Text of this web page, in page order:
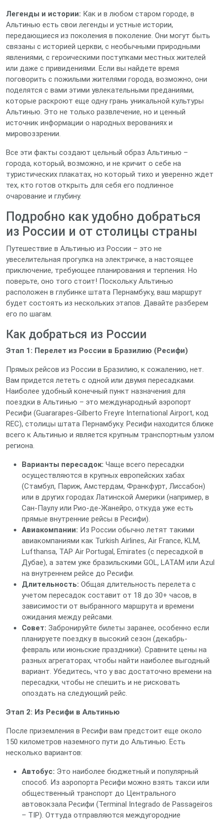
Легенды и истории: Как и в любом старом городе, в
Альтинью есть свои легенды и устные истории,
передающиеся из поколения в поколение. Они могут быть
связаны с историей церкви, с необычными природными
явлениями, с героическими поступками местных жителей
или даже с привидениями. Если вы найдете время
поговорить с пожилыми жителями города, возможно, они
поделятся с вами этими увлекательными преданиями,
которые раскроют еще одну грань уникальной культуры
Альтинью. Это не только развлечение, но и ценный
источник информации о народных верованиях и
мировоззрении.
Все эти факты создают цельный образ Альтинью –
города, который, возможно, и не кричит о себе на
туристических плакатах, но который тихо и уверенно ждет
тех, кто готов открыть для себя его подлинное
очарование и глубину.
Подробно как удобно добраться
из России и от столицы страны
Путешествие в Альтинью из России – это не
увеселительная прогулка на электричке, а настоящее
приключение, требующее планирования и терпения. Но
поверьте, оно того стоит! Поскольку Альтинью
расположен в глубинке штата Пернамбуку, ваш маршрут
будет состоять из нескольких этапов. Давайте разберем
его по шагам.
Как добраться из России
Этап 1: Перелет из России в Бразилию (Ресифи)
Прямых рейсов из России в Бразилию, к сожалению, нет.
Вам придется лететь с одной или двумя пересадками.
Наиболее удобный конечный пункт назначения для
поездки в Альтинью – это международный аэропорт
Ресифи (Guararapes-Gilberto Freyre International Airport, код
REC), столицы штата Пернамбуку. Ресифи находится ближе
всего к Альтинью и является крупным транспортным узлом
региона.
Варианты пересадок: Чаще всего пересадки
осуществляются в крупных европейских хабах
(Стамбул, Париж, Амстердам, Франкфурт, Лиссабон)
или в других городах Латинской Америки (например, в
Сан-Паулу или Рио-де-Жанейро, откуда уже есть
прямые внутренние рейсы в Ресифи).
Авиакомпании: Из России обычно летят такими
авиакомпаниями как Turkish Airlines, Air France, KLM,
Lufthansa, TAP Air Portugal, Emirates (с пересадкой в
Дубае), а затем уже бразильскими GOL, LATAM или Azul
на внутреннем рейсе до Ресифи.
Длительность: Общая длительность перелета с
учетом пересадок составит от 18 до 30+ часов, в
зависимости от выбранного маршрута и времени
ожидания между рейсами.
Совет: Забронируйте билеты заранее, особенно если
планируете поездку в высокий сезон (декабрь-
февраль или июньские праздники). Сравните цены на
разных агрегаторах, чтобы найти наиболее выгодный
вариант. Убедитесь, что у вас достаточно времени на
пересадки, чтобы не спешить и не рисковать
опоздать на следующий рейс.
Этап 2: Из Ресифи в Альтинью
После приземления в Ресифи вам предстоит еще около
150 километров наземного пути до Альтинью. Есть
несколько вариантов:
Автобус: Это наиболее бюджетный и популярный
способ. Из аэропорта Ресифи можно взять такси или
общественный транспорт до Центрального
автовокзала Ресифи (Terminal Integrado de Passageiros
– TIP). Оттуда отправляются междугородние